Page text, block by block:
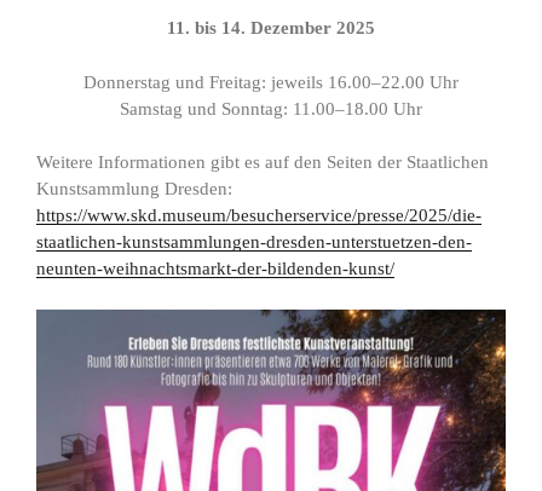
11. bis 14. Dezember 2025
Donnerstag und Freitag: jeweils 16.00–22.00 Uhr
Samstag und Sonntag: 11.00–18.00 Uhr
Weitere Informationen gibt es auf den Seiten der Staatlichen
Kunstsammlung Dresden:
https://www.skd.museum/besucherservice/presse/2025/die-
staatlichen-kunstsammlungen-dresden-unterstuetzen-den-
neunten-weihnachtsmarkt-der-bildenden-kunst/